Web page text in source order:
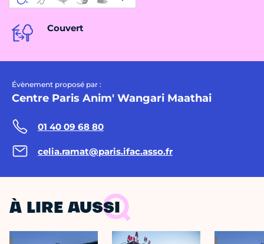
Couvert
Évènement proposé par :
Centre Paris Anim' Wangari Maathai
01 40 09 68 80
celia.ramat@paris.ifac.asso.fr
À LIRE AUSSI